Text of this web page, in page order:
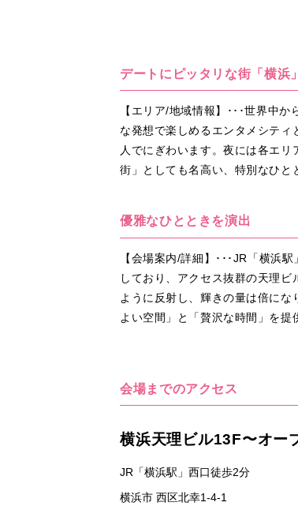
デートにピッタリな街「横浜」
【エリア/地域情報】･･･世界中
な発想で楽しめるエンタメシテ
人でにぎわいます。夜には各エ
街」としても名高い、特別なひと
優雅なひとときを演出
【会場案内/詳細】･･･JR「横浜
しており、アクセス抜群の天理
ように反射し、輝きの量は倍に
よい空間」と「贅沢な時間」を
会場までのアクセス
横浜天理ビル13F〜オー
JR「横浜駅」西口徒歩2分
横浜市 西区北幸1-4-1